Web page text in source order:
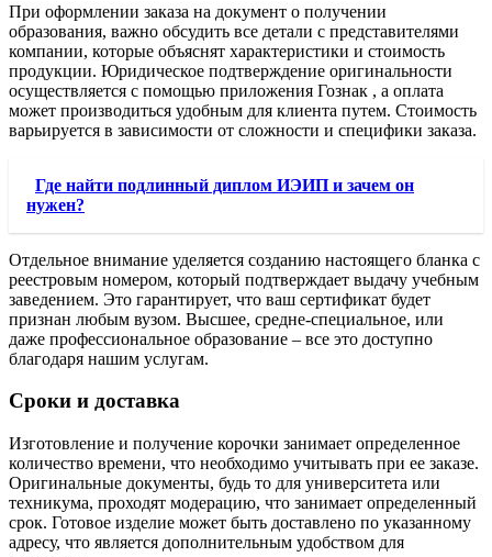
При оформлении заказа на документ о получении
образования, важно обсудить все детали с представителями
компании, которые объяснят характеристики и стоимость
продукции. Юридическое подтверждение оригинальности
осуществляется с помощью приложения Гознак , а оплата
может производиться удобным для клиента путем. Стоимость
варьируется в зависимости от сложности и специфики заказа.
Где найти подлинный диплом ИЭИП и зачем он
нужен?
Отдельное внимание уделяется созданию настоящего бланка с
реестровым номером, который подтверждает выдачу учебным
заведением. Это гарантирует, что ваш сертификат будет
признан любым вузом. Высшее, средне-специальное, или
даже профессиональное образование – все это доступно
благодаря нашим услугам.
Сроки и доставка
Изготовление и получение корочки занимает определенное
количество времени, что необходимо учитывать при ее заказе.
Оригинальные документы, будь то для университета или
техникума, проходят модерацию, что занимает определенный
срок. Готовое изделие может быть доставлено по указанному
адресу, что является дополнительным удобством для